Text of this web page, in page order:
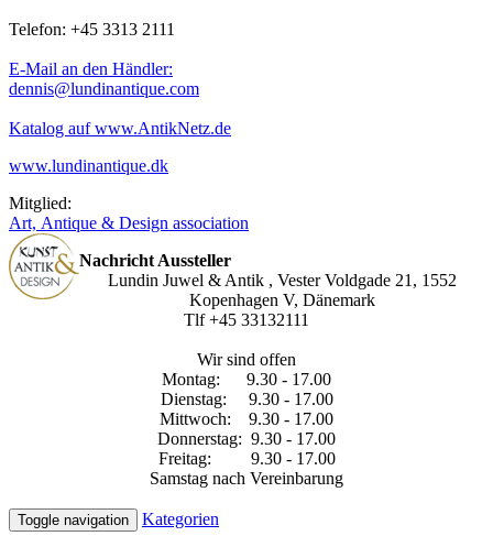
Telefon: +45 3313 2111
E-Mail an den Händler:
dennis@lundinantique.com
Katalog auf www.AntikNetz.de
www.lundinantique.dk
Mitglied:
Art, Antique & Design association
Nachricht Aussteller
Lundin Juwel & Antik , Vester Voldgade 21, 1552
Kopenhagen V, Dänemark
Tlf +45 33132111
Wir sind offen
Montag: 9.30 - 17.00
Dienstag: 9.30 - 17.00
Mittwoch: 9.30 - 17.00
Donnerstag: 9.30 - 17.00
Freitag: 9.30 - 17.00
Samstag nach Vereinbarung
Toggle navigation Kategorien